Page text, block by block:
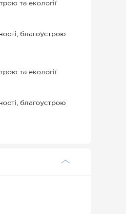
та екології
благоустрою
та екології
благоустрою